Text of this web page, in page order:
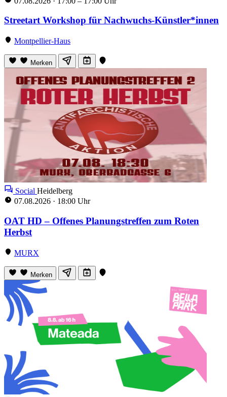
Streetart Workshop für Nachwuchs-Künstler*innen
Montpellier-Haus
Merken
Social Heidelberg
07.08.2026 · 18:00 Uhr
OAT HD – Offenes Planungstreffen zum Roten
Herbst
MURX
Merken